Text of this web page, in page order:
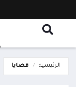
الرئيسية قضايا